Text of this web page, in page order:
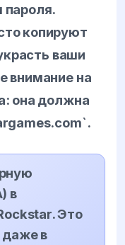
пароля.
копируют
ваши
внимание на
она должна
в
Это
даже в